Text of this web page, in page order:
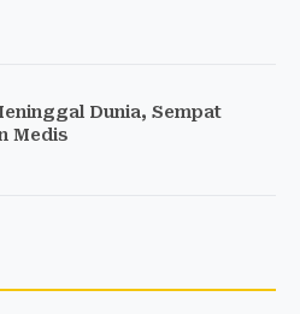
Dunia, Sempat
Medis